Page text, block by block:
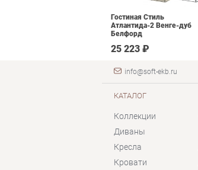
Гостиная Стиль
Атлантида-2 Венге-дуб
Белфорд
25 223 ₽
info@soft-ekb.ru
КАТАЛОГ
Коллекции
Диваны
Кресла
Кровати